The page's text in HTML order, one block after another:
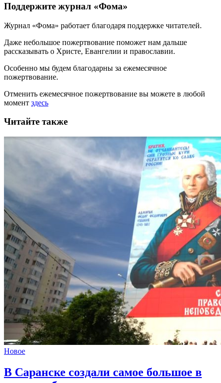
Поддержите журнал «Фома»
Журнал «Фома» работает благодаря поддержке читателей.
Даже небольшое пожертвование поможет нам дальше
рассказывать о Христе, Евангелии и православии.
Особенно мы будем благодарны за ежемесячное
пожертвование.
Отменить ежемесячное пожертвование вы можете в любой
момент здесь
Читайте также
Новое
В Саранске создали самое большое в